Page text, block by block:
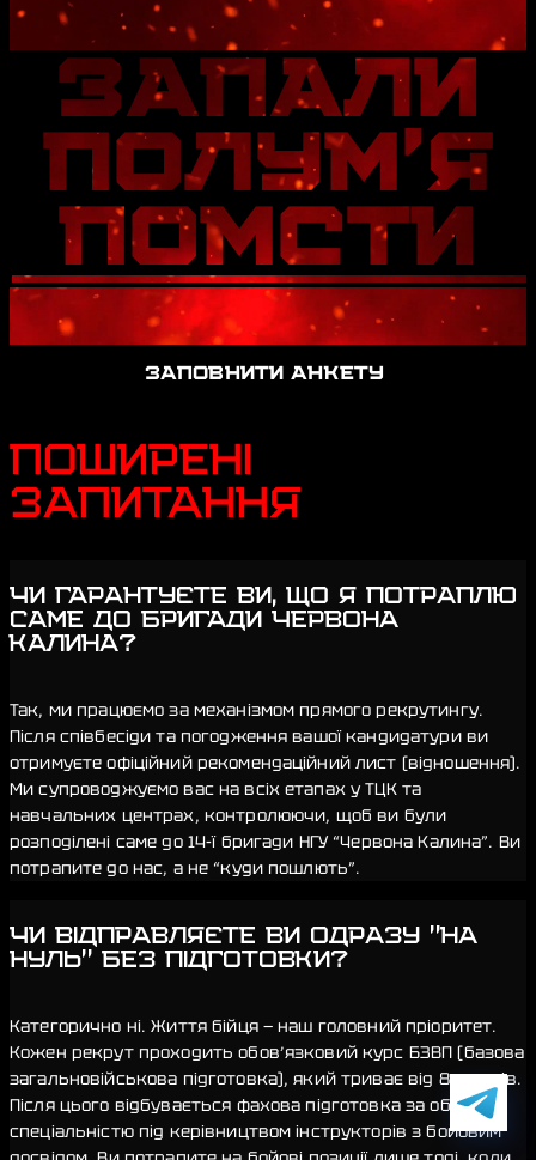
ЗАПАЛИ
ПОЛУМ'Я
ПОМСТИ
ЗАПОВНИТИ АНКЕТУ
ПОШИРЕНІ
ЗАПИТАННЯ
ЧИ ГАРАНТУЄТЕ ВИ, ЩО Я ПОТРАПЛЮ
САМЕ ДО БРИГАДИ ЧЕРВОНА
КАЛИНА?
Так, ми працюємо за механізмом прямого рекрутингу.
Після співбесіди та погодження вашої кандидатури ви
отримуєте офіційний рекомендаційний лист (відношення).
Ми супроводжуємо вас на всіх етапах у ТЦК та
навчальних центрах, контролюючи, щоб ви були
розподілені саме до 14-ї бригади НГУ “Червона Калина”. Ви
потрапите до нас, а не “куди пошлють”.
ЧИ ВІДПРАВЛЯЄТЕ ВИ ОДРАЗУ "НА
НУЛЬ" БЕЗ ПІДГОТОВКИ?
Категорично ні. Життя бійця — наш головний пріоритет.
Кожен рекрут проходить обов’язковий курс БЗВП (базова
загальновійськова підготовка), який триває від 8 тижнів.
Після цього відбувається фахова підготовка за обраною
спеціальністю під керівництвом інструкторів з бойовим